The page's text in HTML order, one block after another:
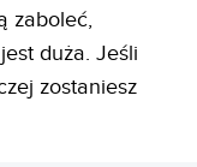
zaboleć,
duża. Jeśli
zostaniesz